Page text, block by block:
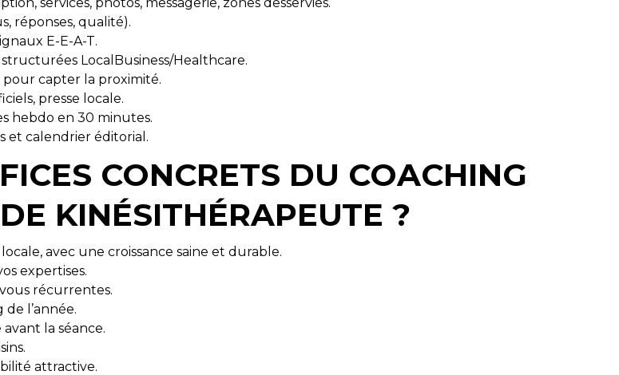
réponses, qualité).
E-E-A-T.
LocalBusiness/Healthcare.
pour capter la proximité.
presse locale.
hebdo en 30 minutes.
et calendrier éditorial.
CONCRETS DU COACHING
KINÉSITHÉRAPEUTE ?
avec une croissance saine et durable.
expertises.
récurrentes.
l’année.
la séance.
attractive.